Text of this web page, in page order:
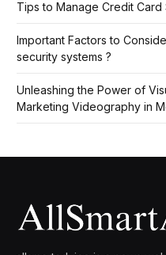
Tips to Manage Credit Card
Important Factors to
security systems ?
Unleashing the Power of
Marketing Videography in